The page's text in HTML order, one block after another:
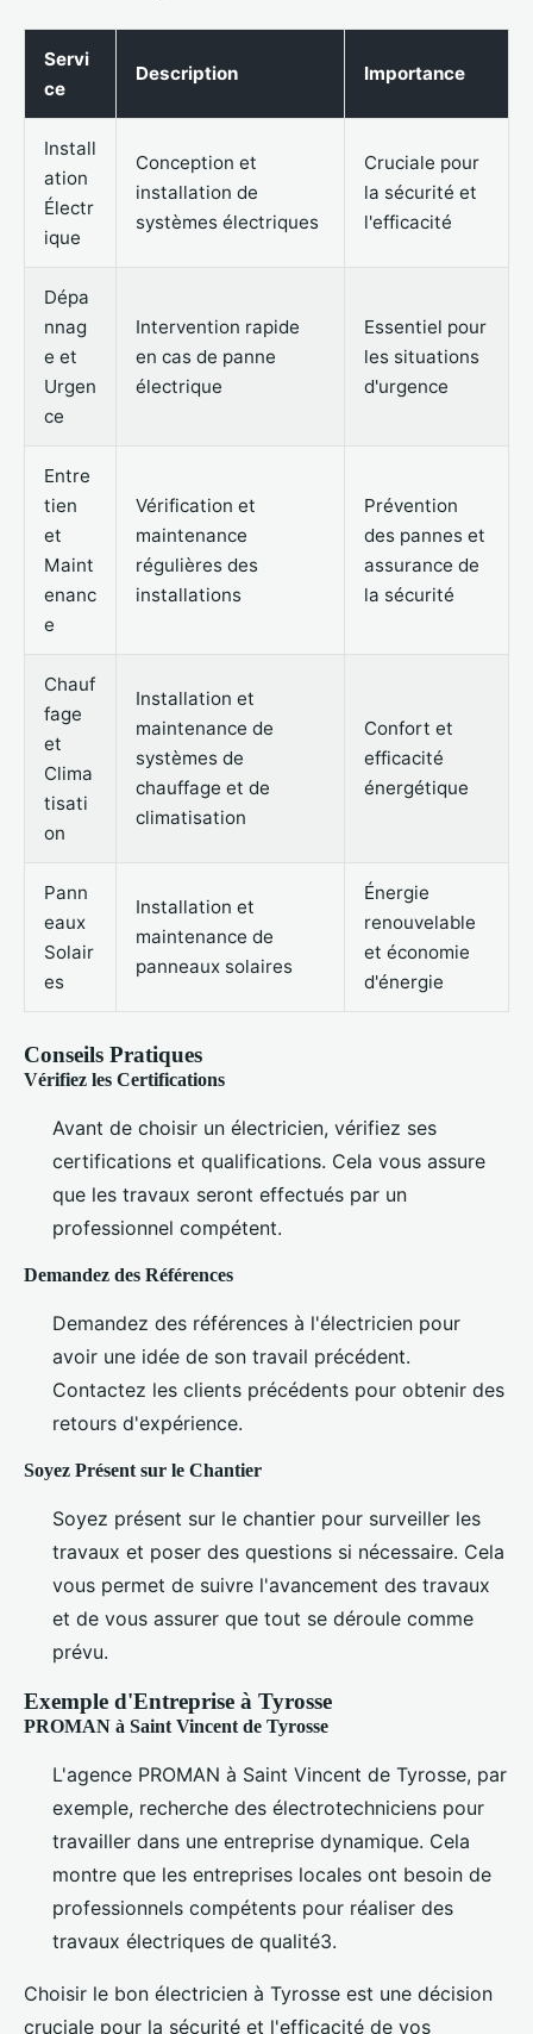
Servi
ce
Description Importance
Install
ation
Électr
ique
Conception et
installation de
systèmes électriques
Cruciale pour
la sécurité et
l'efficacité
Dépa
nnag
e et
Urgen
ce
Intervention rapide
en cas de panne
électrique
Essentiel pour
les situations
d'urgence
Entre
tien
et
Maint
enanc
e
Vérification et
maintenance
régulières des
installations
Prévention
des pannes et
assurance de
la sécurité
Chauf
fage
et
Clima
tisati
on
Installation et
maintenance de
systèmes de
chauffage et de
climatisation
Confort et
efficacité
énergétique
Pann
eaux
Solair
es
Installation et
maintenance de
panneaux solaires
Énergie
renouvelable
et économie
d'énergie
Conseils Pratiques
Vérifiez les Certifications
Avant de choisir un électricien, vérifiez ses
certifications et qualifications. Cela vous assure
que les travaux seront effectués par un
professionnel compétent.
Demandez des Références
Demandez des références à l'électricien pour
avoir une idée de son travail précédent.
Contactez les clients précédents pour obtenir des
retours d'expérience.
Soyez Présent sur le Chantier
Soyez présent sur le chantier pour surveiller les
travaux et poser des questions si nécessaire. Cela
vous permet de suivre l'avancement des travaux
et de vous assurer que tout se déroule comme
prévu.
Exemple d'Entreprise à Tyrosse
PROMAN à Saint Vincent de Tyrosse
L'agence PROMAN à Saint Vincent de Tyrosse, par
exemple, recherche des électrotechniciens pour
travailler dans une entreprise dynamique. Cela
montre que les entreprises locales ont besoin de
professionnels compétents pour réaliser des
travaux électriques de qualité3.
Choisir le bon électricien à Tyrosse est une décision
cruciale pour la sécurité et l'efficacité de vos